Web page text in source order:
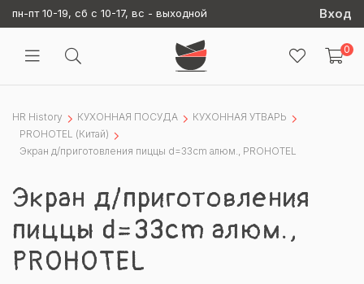
пн-пт 10-19, сб с 10-17, вс - выходной Вход
0
HR History КУХОННАЯ ПОСУДА
КУХОННАЯ УТВАРЬ
PROHOTEL (Китай)
Экран д/приготовления пиццы d=33cm алюм., PROHOTEL
Экран д/приготовления
пиццы d=33cm алюм.,
PROHOTEL